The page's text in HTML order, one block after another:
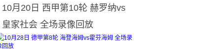
10月20日 西甲第10轮 赫罗纳vs
皇家社会 全场录像回放